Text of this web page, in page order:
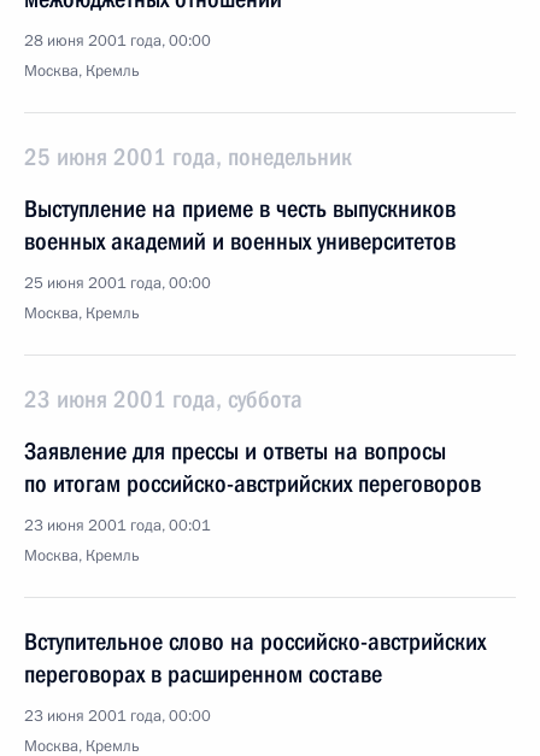
28 июня 2001 года, 00:00
Москва, Кремль
25 июня 2001 года, понедельник
Выступление на приеме в честь выпускников
военных академий и военных университетов
25 июня 2001 года, 00:00
Москва, Кремль
23 июня 2001 года, суббота
Заявление для прессы и ответы на вопросы
по итогам российско-австрийских переговоров
23 июня 2001 года, 00:01
Москва, Кремль
Вступительное слово на российско-австрийских
переговорах в расширенном составе
23 июня 2001 года, 00:00
Москва, Кремль